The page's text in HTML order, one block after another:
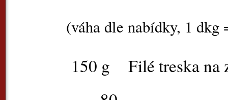
(váha dle nabídky, 1 dkg
150 g
Filé